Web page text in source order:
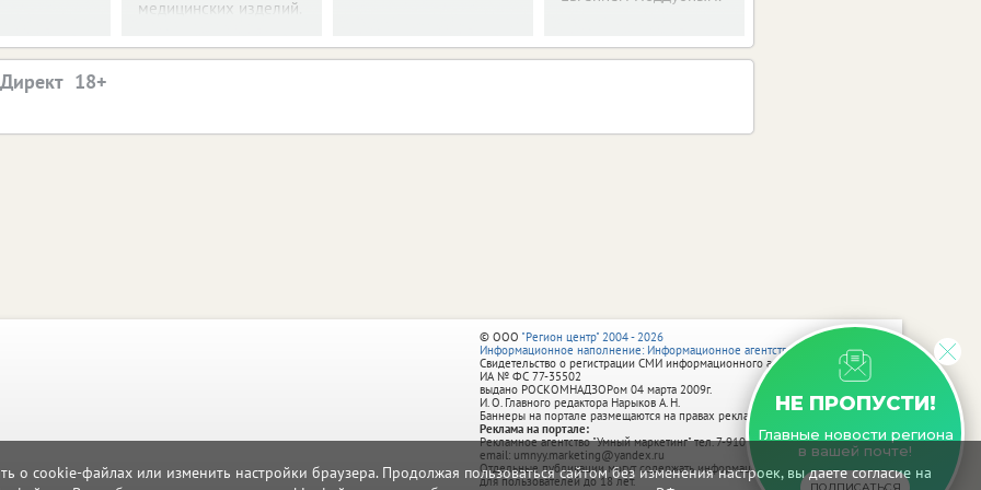
о cookie-файлах или изменить настройки браузера. Продолжая пользоваться сайтом без изменения настроек, вы даете согласие на
медицинских изделий.
НЕ ПРОПУСТИ!
Главные новости региона
в вашей почте!
© ООО "Регион центр" 2004 - 2026
Информационное наполнение: Информационное агентство vRossii.ru
Свидетельство о регистрации СМИ информационного агентства vRossii.ru
ИА № ФС 77‑35502
выдано РОСКОМНАДЗОРом 04 марта 2009г.
И. О. Главного редактора Нарыков А. Н.
Баннеры на портале размещаются на правах рекламы.
Реклама на портале:
Рекламное агентство "Умный маркетинг" тел. 7-910-267-70-40,
email: umnyy.marketing@yandex.ru
Отдельные публикации могут содержать информацию, не предназначенную
для пользователей до 18 лет.